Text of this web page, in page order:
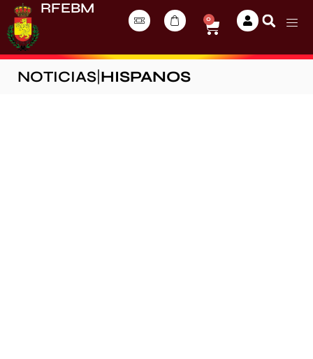
RFEBM
0
NOTICIAS HISPANOS